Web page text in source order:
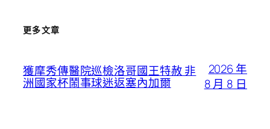
更多文章
獲摩秀傳醫院巡檢洛哥國王特赦 非
洲國家杯鬧事球迷返塞內加爾
2026 年
8 月 8 日